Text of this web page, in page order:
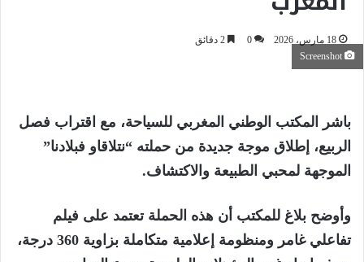
18 مارس، 2026 0
باشر المكتب الوطني المغربي للسياحة، مع اقتراب فصل
الربيع، إطلاق موجة جديدة من حملته “نتلاقاو فبلادنا”
الموجهة لمحبي الطبيعة والاكتشاف.
وأوضح بلاغ للمكتب أن هذه الحملة تعتمد على فيلم
تفاعلي غامر ومنظومة إعلامية متكاملة بزاوية 360 درجة،